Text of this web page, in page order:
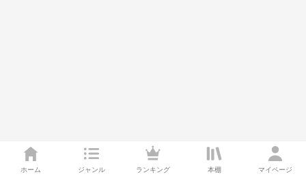
ホーム ジャンル ランキング 本棚 マイページ